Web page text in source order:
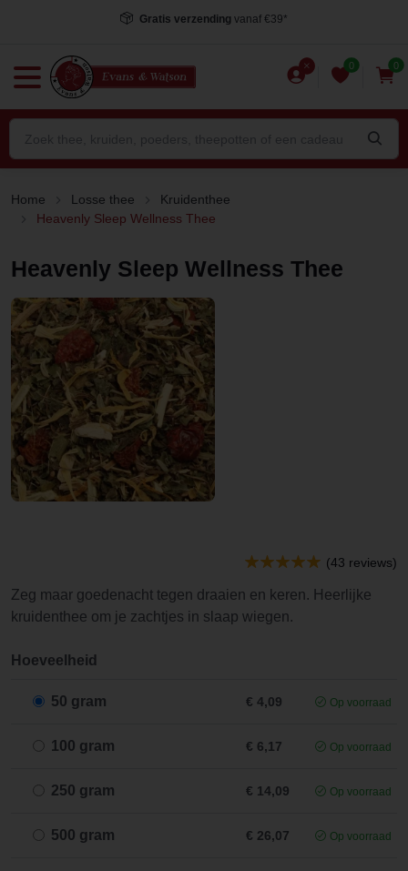
Gratis verzending vanaf €39*
0 0
Home Losse thee
Kruidenthee
Heavenly Sleep Wellness Thee
Heavenly Sleep Wellness Thee
(43 reviews)
Zeg maar goedenacht tegen draaien en keren. Heerlijke
kruidenthee om je zachtjes in slaap wiegen.
Hoeveelheid
50 gram € 4,09 Op voorraad
100 gram € 6,17 Op voorraad
250 gram € 14,09 Op voorraad
500 gram € 26,07 Op voorraad